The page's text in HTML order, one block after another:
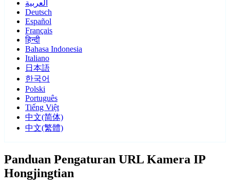
العربية
Deutsch
Español
Français
हिन्दी
Bahasa Indonesia
Italiano
日本語
한국어
Polski
Português
Tiếng Việt
中文(简体)
中文(繁體)
Panduan Pengaturan URL Kamera IP
Hongjingtian